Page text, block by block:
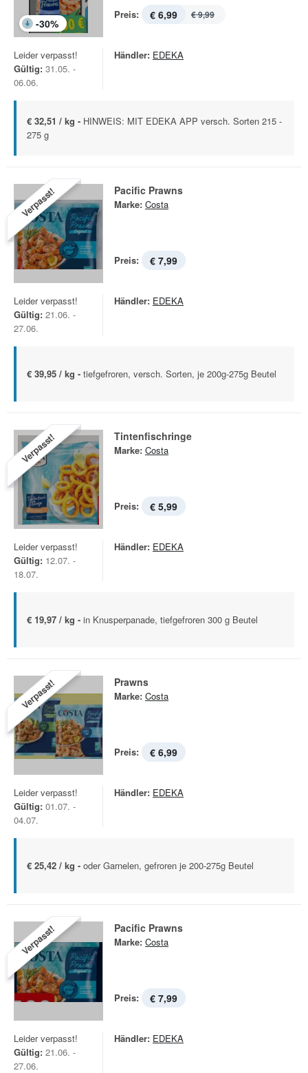
-30%
Preis: € 6,99 € 9,99
Leider verpasst!
Gültig: 31.05. -
06.06.
Händler: EDEKA
€ 32,51 / kg - HINWEIS: MIT EDEKA APP versch. Sorten 215 -
275 g
Verpasst! Pacific Prawns
Marke: Costa
Preis: € 7,99
Leider verpasst!
Gültig: 21.06. -
27.06.
Händler: EDEKA
€ 39,95 / kg - tiefgefroren, versch. Sorten, je 200g-275g Beutel
Verpasst! Tintenfischringe
Marke: Costa
Preis: € 5,99
Leider verpasst!
Gültig: 12.07. -
18.07.
Händler: EDEKA
€ 19,97 / kg - in Knusperpanade, tiefgefroren 300 g Beutel
Verpasst! Prawns
Marke: Costa
Preis: € 6,99
Leider verpasst!
Gültig: 01.07. -
04.07.
Händler: EDEKA
€ 25,42 / kg - oder Garnelen, gefroren je 200-275g Beutel
Verpasst! Pacific Prawns
Marke: Costa
Preis: € 7,99
Leider verpasst!
Gültig: 21.06. -
27.06.
Händler: EDEKA